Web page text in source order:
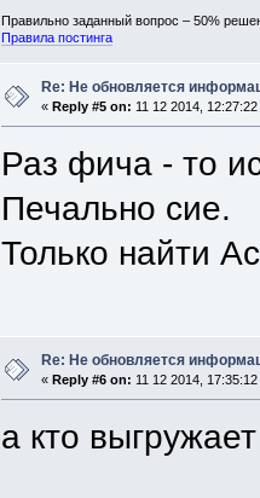
Правильно заданный вопрос – 50%
Правила постинга
Re: Не обновляется
« Reply #5 on: 11 12 2014, 12:27:22
Раз фича - то
Печально сие.
Только найти
Re: Не обновляется
« Reply #6 on: 11 12 2014, 17:35:12
а кто